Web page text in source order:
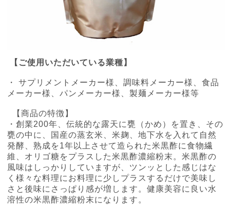
【ご使用いただいている業種】
・ サプリメントメーカー様、調味料メーカー様、食品
メーカー様、パンメーカー様、製麺メーカー様等
【商品の特徴】
・創業200年、伝統的な露天に甕（かめ）を置き、その
甕の中に、国産の蒸玄米、米麹、地下水を入れて自然
発酵、熟成を1年以上させて造られた米黒酢に食物繊
維、オリゴ糖をプラスした米黒酢濃縮粉末。米黒酢の
風味はしっかりしていますが、ツンッとした感じはな
く様々な料理にお料理に少しプラスするだけで美味し
さと後味にさっぱり感が増します。健康美容に良い水
溶性の米黒酢濃縮粉末になります。